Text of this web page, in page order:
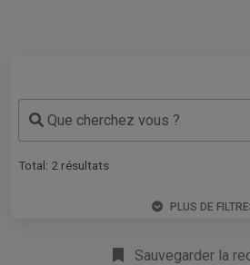
Que cherchez vous ?
Total: 2 résultats
PLUS DE
Sauvegarder la